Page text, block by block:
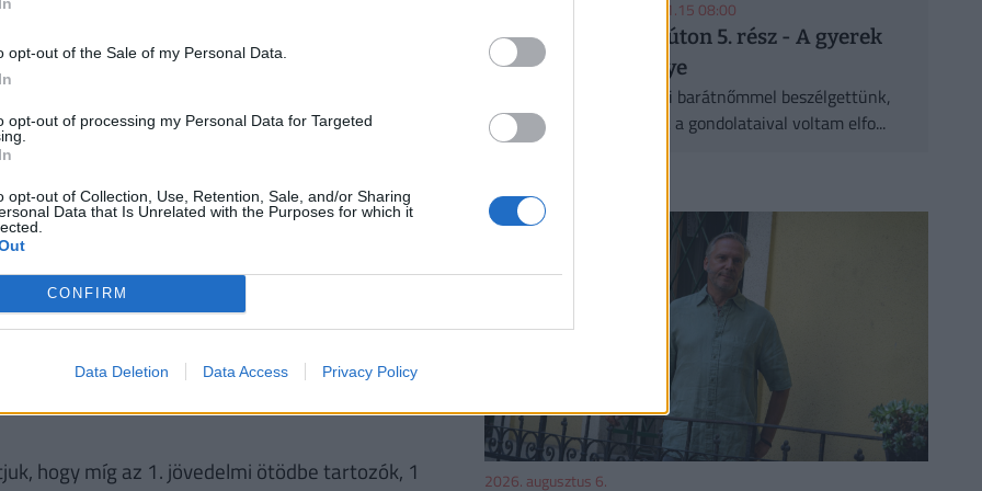
opt-out of the Sale of my Personal Data.
opt-out of processing my Personal Data for Targeted
opt-out of Collection, Use, Retention, Sale, and/or Sharing
Data that Is Unrelated with the Purposes for which it
CONFIRM
Data Deletion Data Access Privacy Policy
keresniük ahhoz, hogy jól éljenek.
kellene a nagyon szűkös, a szűkös, az átlagos,
minél magasabb jövedelmi ötödbe tartozik is
szintekhez magasabb összegre
magyarok szerint nagyon jól meg
szerint a nagyon jó élethez
hogy míg az 1. jövedelmi ötödbe tartozók, 1
| 2025.11.15 08:00
Halál felé vezető úton 5. rész - A gyerek
kicsi, de nem hülye
Pár nappal ezelőtt Gabi barátnőmmel beszélgettünk,
éppen ennek a cikknek a gondolataival voltam elfo...
CÍMLAPRÓL AJÁNLJUK
2026. augusztus 6.